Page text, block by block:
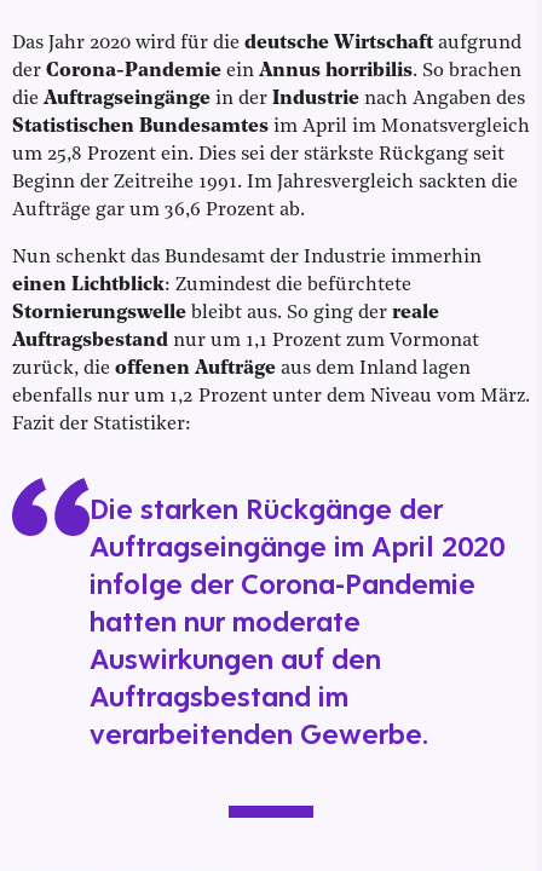
Das Jahr 2020 wird für die deutsche Wirtschaft aufgrund
der Corona-Pandemie ein Annus horribilis. So brachen
die Auftragseingänge in der Industrie nach Angaben des
Statistischen Bundesamtes im April im Monatsvergleich
um 25,8 Prozent ein. Dies sei der stärkste Rückgang seit
Beginn der Zeitreihe 1991. Im Jahresvergleich sackten die
Aufträge gar um 36,6 Prozent ab.
Nun schenkt das Bundesamt der Industrie immerhin
einen Lichtblick: Zumindest die befürchtete
Stornierungswelle bleibt aus. So ging der reale
Auftragsbestand nur um 1,1 Prozent zum Vormonat
zurück, die offenen Aufträge aus dem Inland lagen
ebenfalls nur um 1,2 Prozent unter dem Niveau vom März.
Fazit der Statistiker:
Die starken Rückgänge der
Auftragseingänge im April 2020
infolge der Corona-Pandemie
hatten nur moderate
Auswirkungen auf den
Auftragsbestand im
verarbeitenden Gewerbe.